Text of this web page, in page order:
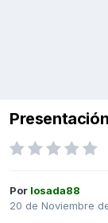
Por losada88
20 de Noviembre